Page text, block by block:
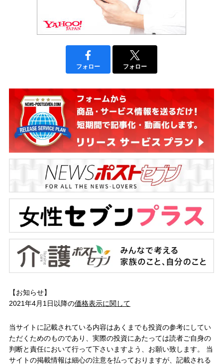
フォロー フォロー
【お知らせ】
2021年4月1日以降の価格表示に関して
当サイトに記載されている内容はあくまでも投資の参考にしてい
ただくためのものであり、実際の投資にあたっては読者ご自身の
判断と責任において行って下さいますよう、お願い致します。 当
サイトの掲載情報は細心の注意を払っておりますが、記載される